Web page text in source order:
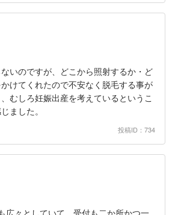
いのですが、どこから照射するか・ど
けてくれたので不安なく脱毛する事が
むしろ妊娠出産を考えているというこ
ました。
投稿ID：734